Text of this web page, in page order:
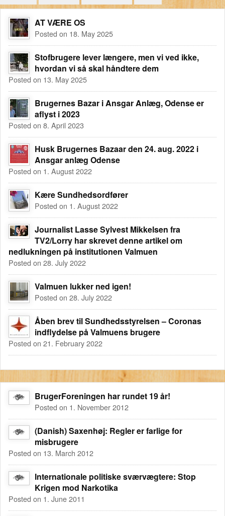
AT VÆRE OS
Posted on 18. May 2025
Stofbrugere lever længere, men vi ved ikke,
hvordan vi så skal håndtere dem
Posted on 13. May 2025
Brugernes Bazar i Ansgar Anlæg, Odense er
aflyst i 2023
Posted on 8. April 2023
Husk Brugernes Bazaar den 24. aug. 2022 i
Ansgar anlæg Odense
Posted on 1. August 2022
Kære Sundhedsordfører
Posted on 1. August 2022
Journalist Lasse Sylvest Mikkelsen fra
TV2/Lorry har skrevet denne artikel om
nedlukningen på institutionen Valmuen
Posted on 28. July 2022
Valmuen lukker ned igen!
Posted on 28. July 2022
Åben brev til Sundhedsstyrelsen – Coronas
indflydelse på Valmuens brugere
Posted on 21. February 2022
BrugerForeningen har rundet 19 år!
Posted on 1. November 2012
(Danish) Saxenhøj: Regler er farlige for
misbrugere
Posted on 13. March 2012
Internationale politiske sværvægtere: Stop
Krigen mod Narkotika
Posted on 1. June 2011